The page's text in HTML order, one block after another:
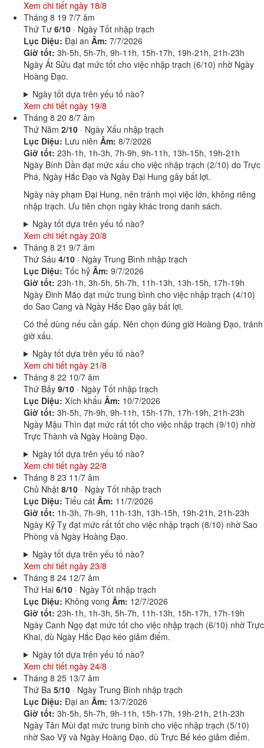
Xem chi tiết ngày 18/8
Tháng 8 19 7/7 âm
Thứ Tư 6/10 · Ngày Tốt nhập trạch
Lục Diệu: Đại an Âm: 7/7/2026
Giờ tốt: 3h-5h, 5h-7h, 9h-11h, 15h-17h, 19h-21h, 21h-23h
Ngày Ất Sửu đạt mức tốt cho việc nhập trạch (6/10) nhờ Ngày
Hoàng Đạo.
Ngày tốt dựa trên yếu tố nào?
Xem chi tiết ngày 19/8
Tháng 8 20 8/7 âm
Thứ Năm 2/10 · Ngày Xấu nhập trạch
Lục Diệu: Lưu niên Âm: 8/7/2026
Giờ tốt: 23h-1h, 1h-3h, 7h-9h, 9h-11h, 13h-15h, 19h-21h
Ngày Bính Dần đạt mức xấu cho việc nhập trạch (2/10) do Trực
Phá, Ngày Hắc Đạo và Ngày Đại Hung gây bất lợi.
Ngày này phạm Đại Hung, nên tránh mọi việc lớn, không riêng
nhập trạch. Ưu tiên chọn ngày khác trong danh sách.
Ngày tốt dựa trên yếu tố nào?
Xem chi tiết ngày 20/8
Tháng 8 21 9/7 âm
Thứ Sáu 4/10 · Ngày Trung Bình nhập trạch
Lục Diệu: Tốc hỷ Âm: 9/7/2026
Giờ tốt: 23h-1h, 3h-5h, 5h-7h, 11h-13h, 13h-15h, 17h-19h
Ngày Đinh Mão đạt mức trung bình cho việc nhập trạch (4/10)
do Sao Cang và Ngày Hắc Đạo gây bất lợi.
Có thể dùng nếu cần gấp. Nên chọn đúng giờ Hoàng Đạo, tránh
giờ xấu.
Ngày tốt dựa trên yếu tố nào?
Xem chi tiết ngày 21/8
Tháng 8 22 10/7 âm
Thứ Bảy 9/10 · Ngày Tốt nhập trạch
Lục Diệu: Xích khẩu Âm: 10/7/2026
Giờ tốt: 3h-5h, 7h-9h, 9h-11h, 15h-17h, 17h-19h, 21h-23h
Ngày Mậu Thìn đạt mức rất tốt cho việc nhập trạch (9/10) nhờ
Trực Thành và Ngày Hoàng Đạo.
Ngày tốt dựa trên yếu tố nào?
Xem chi tiết ngày 22/8
Tháng 8 23 11/7 âm
Chủ Nhật 8/10 · Ngày Tốt nhập trạch
Lục Diệu: Tiểu cát Âm: 11/7/2026
Giờ tốt: 1h-3h, 7h-9h, 11h-13h, 13h-15h, 19h-21h, 21h-23h
Ngày Kỷ Tỵ đạt mức rất tốt cho việc nhập trạch (8/10) nhờ Sao
Phòng và Ngày Hoàng Đạo.
Ngày tốt dựa trên yếu tố nào?
Xem chi tiết ngày 23/8
Tháng 8 24 12/7 âm
Thứ Hai 6/10 · Ngày Tốt nhập trạch
Lục Diệu: Không vong Âm: 12/7/2026
Giờ tốt: 23h-1h, 1h-3h, 5h-7h, 11h-13h, 15h-17h, 17h-19h
Ngày Canh Ngọ đạt mức tốt cho việc nhập trạch (6/10) nhờ Trực
Khai, dù Ngày Hắc Đạo kéo giảm điểm.
Ngày tốt dựa trên yếu tố nào?
Xem chi tiết ngày 24/8
Tháng 8 25 13/7 âm
Thứ Ba 5/10 · Ngày Trung Bình nhập trạch
Lục Diệu: Đại an Âm: 13/7/2026
Giờ tốt: 3h-5h, 5h-7h, 9h-11h, 15h-17h, 19h-21h, 21h-23h
Ngày Tân Mùi đạt mức trung bình cho việc nhập trạch (5/10)
nhờ Sao Vỹ và Ngày Hoàng Đạo, dù Trực Bế kéo giảm điểm.